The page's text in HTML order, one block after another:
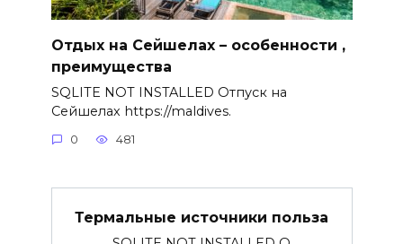
Отдых на Сейшелах – особенности ,
преимущества
SQLITE NOT INSTALLED Отпуск на
Сейшелах https://maldives.
0 481
Термальные источники польза